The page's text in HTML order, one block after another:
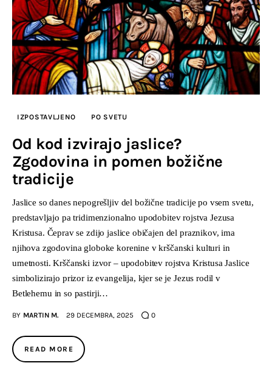
IZPOSTAVLJENO PO SVETU
Od kod izvirajo jaslice?
Zgodovina in pomen božične
tradicije
Jaslice so danes nepogrešljiv del božične tradicije po vsem svetu,
predstavljajo pa tridimenzionalno upodobitev rojstva Jezusa
Kristusa. Čeprav se zdijo jaslice običajen del praznikov, ima
njihova zgodovina globoke korenine v krščanski kulturi in
umetnosti. Krščanski izvor – upodobitev rojstva Kristusa Jaslice
simbolizirajo prizor iz evangelija, kjer se je Jezus rodil v
Betlehemu in so pastirji…
BY MARTIN M. 29 DECEMBRA, 2025 0
READ MORE